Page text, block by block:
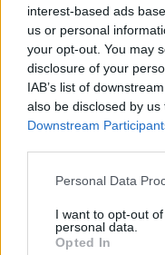
interest-based ads
us or personal
your opt-out. You may
disclosure of your
IAB’s list of
also be disclosed by
Downstream
Personal Data
I want to opt-out
personal data.
Opted In